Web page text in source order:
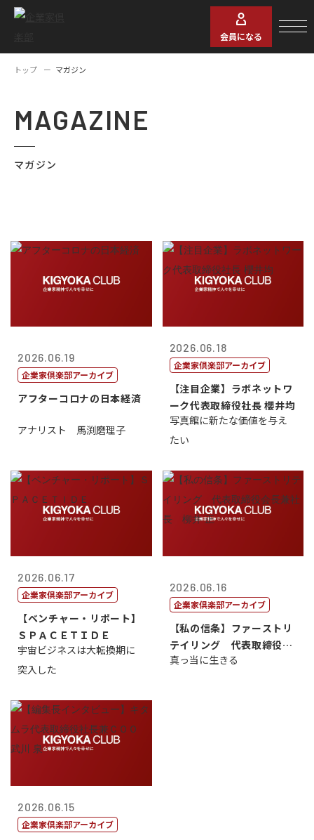
会員になる
トップ マガジン
MAGAZINE
マガジン
2026.06.19
企業家倶楽部アーカイブ
アフターコロナの日本経済
アナリスト 馬渕磨理子
2026.06.18
企業家倶楽部アーカイブ
【注目企業】ラボネットワ
ーク代表取締役社長 櫻井均
写真館に新たな価値を与え
たい
2026.06.17
企業家倶楽部アーカイブ
【ベンチャー・リポート】
ＳＰＡＣＥＴＩＤＥ
宇宙ビジネスは大転換期に
突入した
2026.06.16
企業家倶楽部アーカイブ
【私の信条】ファーストリ
テイリング 代表取締役会
長兼社長 柳...
真っ当に生きる
2026.06.15
企業家倶楽部アーカイブ